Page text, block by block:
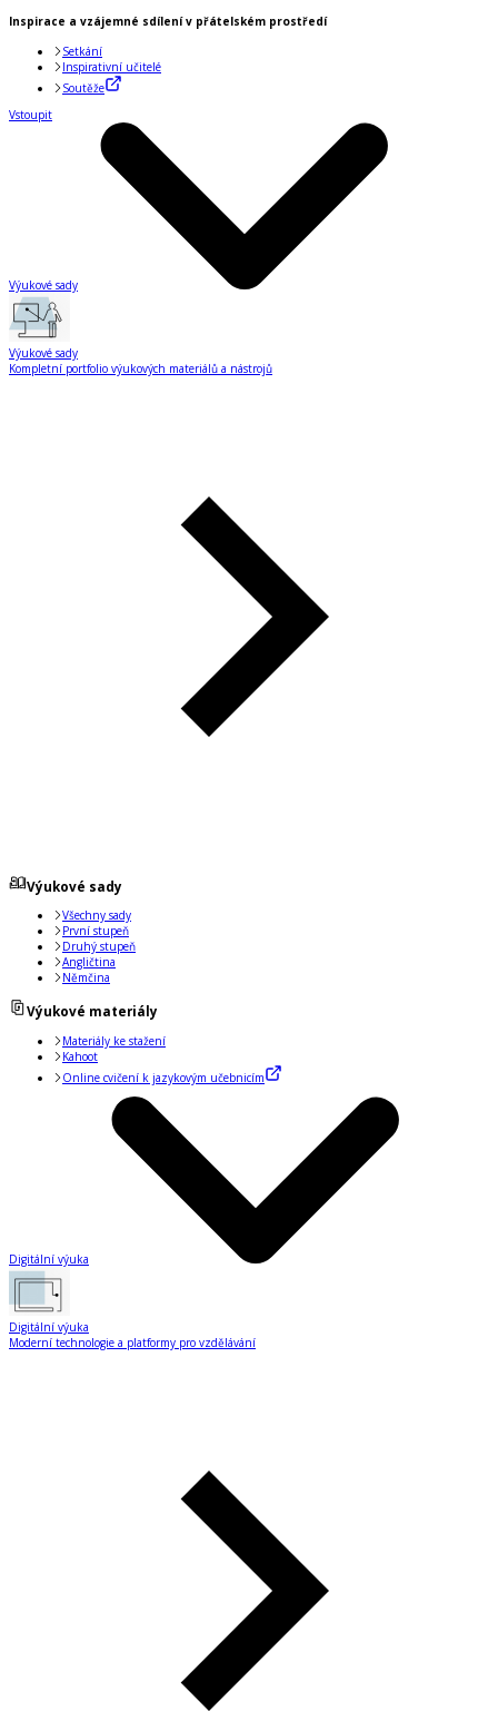
Inspirace a vzájemné sdílení v přátelském prostředí
Setkání
Inspirativní učitelé
Soutěže
Vstoupit
Výukové sady
Výukové sady
Kompletní portfolio výukových materiálů a nástrojů
Výukové sady
Všechny sady
První stupeň
Druhý stupeň
Angličtina
Němčina
Výukové materiály
Materiály ke stažení
Kahoot
Online cvičení k jazykovým učebnicím
Digitální výuka
Digitální výuka
Moderní technologie a platformy pro vzdělávání